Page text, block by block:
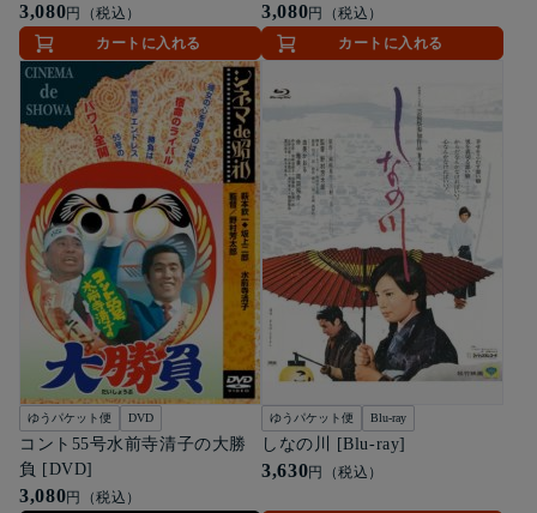
3,080円（税込）
カートに入れる
3,080円（税込）
カートに入れる
ゆうパケット便 DVD
コント55号水前寺清子の大勝
負 [DVD]
3,080円（税込）
ゆうパケット便 Blu-ray
しなの川 [Blu-ray]
3,630円（税込）